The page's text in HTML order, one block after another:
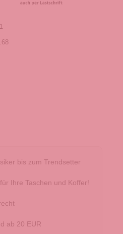
bis zum Trendsetter
Ihre Taschen und Koffer!
ab 20 EUR